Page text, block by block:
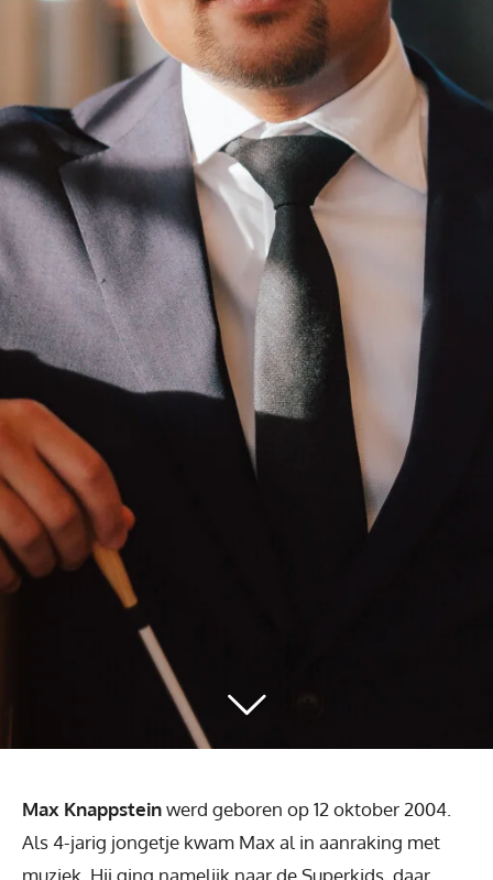
Max Knappsteinwerd geboren op 12 oktober 2004.
Als 4-jarig jongetje kwam Max al in aanraking met
muziek. Hij ging namelijk naar de Superkids, daar